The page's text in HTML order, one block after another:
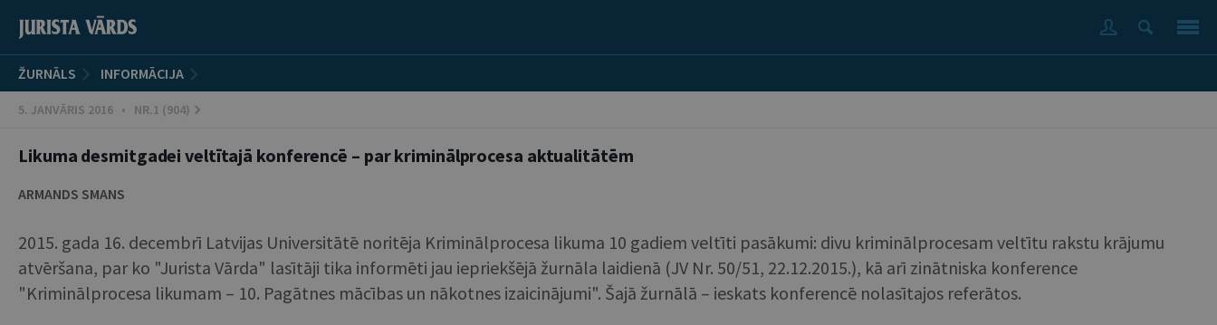
ŽURNĀLS INFORMĀCIJA
5. JANVĀRIS 2016 • NR.1 (904)
Likuma desmitgadei veltītajā konferencē – par kriminālprocesa aktualitātēm
ARMANDS SMANS
2015. gada 16. decembrī Latvijas Universitātē noritēja Kriminālprocesa likuma 10 gadiem veltīti pasākumi: divu kriminālprocesam veltītu rakstu krājumu
atvēršana, par ko "Jurista Vārda" lasītāji tika informēti jau iepriekšējā žurnāla laidienā (JV Nr. 50/51, 22.12.2015.), kā arī zinātniska konference
"Kriminālprocesa likumam – 10. Pagātnes mācības un nākotnes izaicinājumi". Šajā žurnālā – ieskats konferencē nolasītajos referātos.